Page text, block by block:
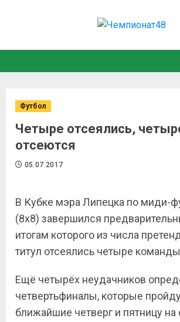
Футбол
Четыре отсеялись,
отсеются
05.07.2017
В Кубке мэра Липецка по миди-
(8х8) завершился
итогам которого из числа
титул отсеялись четыре
Ещё четырёх неудачников
четвертьфиналы, которые
ближайшие четверг и пятницу на